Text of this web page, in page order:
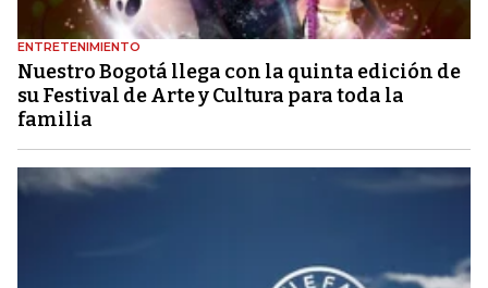
ENTRETENIMIENTO
Nuestro Bogotá llega con la quinta edición de
su Festival de Arte y Cultura para toda la
familia